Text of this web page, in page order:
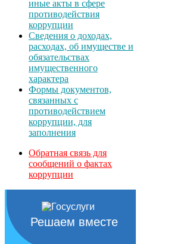
иные акты в сфере
противодействия
коррупции
Сведения о доходах,
расходах, об имуществе и
обязательствах
имущественного
характера
Формы документов,
связанных с
противодействием
коррупции, для
заполнения
Обратная связь для
сообщений о фактах
коррупции
Решаем вместе